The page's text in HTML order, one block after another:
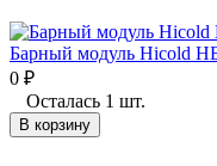
Барный модуль Hicold
0 ₽
Осталась 1 шт.
В корзину